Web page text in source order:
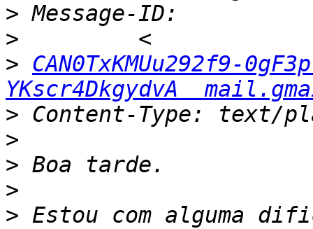
>
>
> CAN0TxKMUu292f9-
YKscr4DkgydvA
>
>
>
>
> Estou com alguma